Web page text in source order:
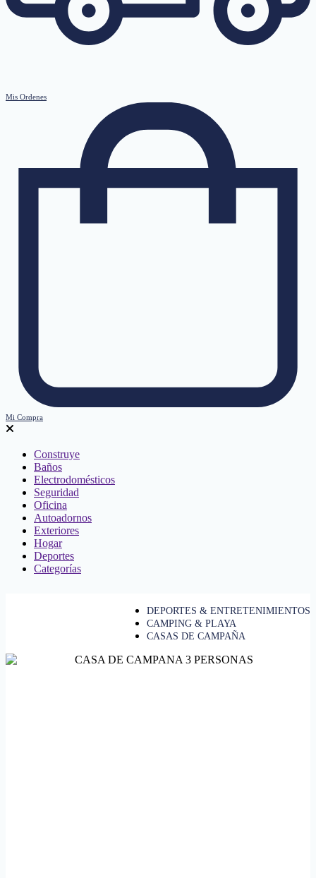
Mis Ordenes
Mi Compra
Construye
Baños
Electrodomésticos
Seguridad
Oficina
Autoadornos
Exteriores
Hogar
Deportes
Categorías
DEPORTES & ENTRETENIMIENTOS
CAMPING & PLAYA
CASAS DE CAMPAÑA